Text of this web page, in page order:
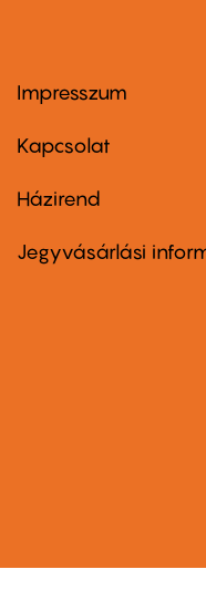
Footer
first
Impresszum
Kapcsolat
Footer
second
Házirend
Jegyvásárlási